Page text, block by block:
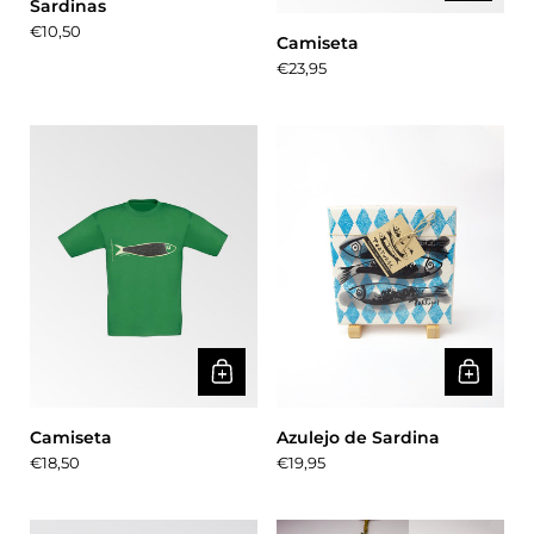
Sardinas
Precio:
€10,50
Camiseta
Precio:
€23,95
Camiseta
Precio:
€18,50
Azulejo de Sardina
Precio:
€19,95